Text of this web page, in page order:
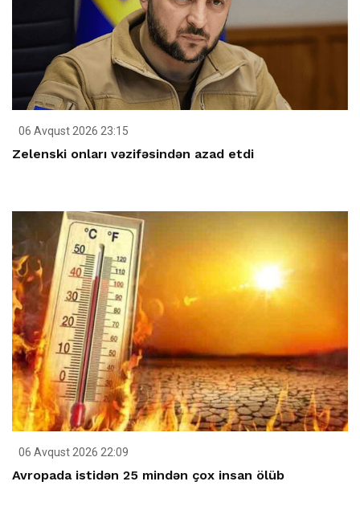
06 Avqust 2026 23:15
Zelenski onları vəzifəsindən azad etdi
06 Avqust 2026 22:09
Avropada istidən 25 mindən çox insan ölüb